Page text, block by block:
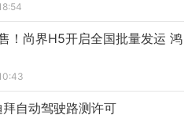
！尚界H5开启全国批量发运 鸿
自动驾驶路测许可